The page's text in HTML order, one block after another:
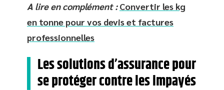
A lire en complément : Convertir les kg
en tonne pour vos devis et factures
professionnelles
Les solutions d’assurance pour
se protéger contre les impayés